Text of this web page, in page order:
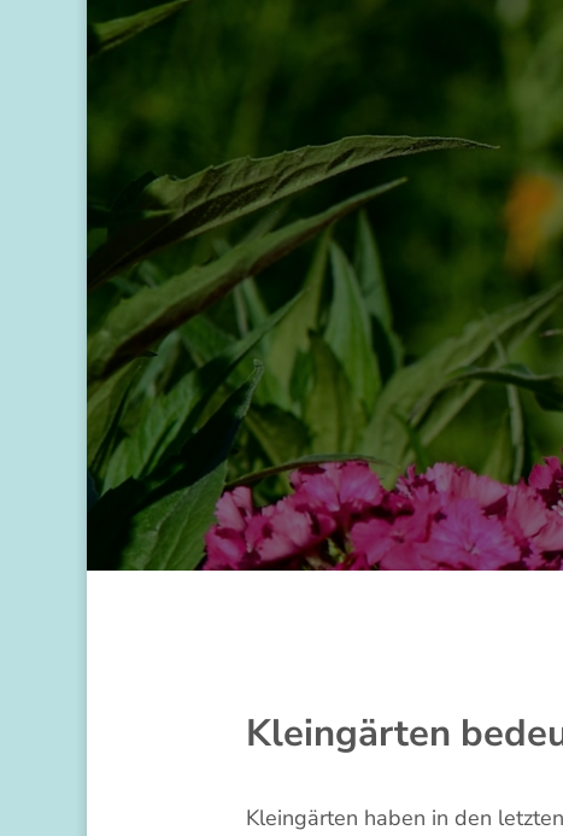
Kleingärten
Kleingärten haben in den